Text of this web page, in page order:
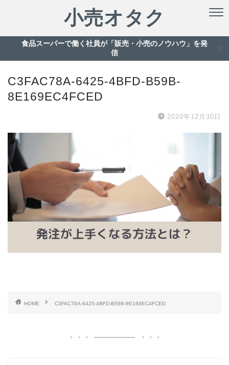
小売オタク
食品スーパーで働く社員が「販売・小売のノウハウ」を発
信
C3FAC78A-6425-4BFD-B59B-
8E169EC4FCED
2020年12月30日
HOME C3FAC78A-6425-4BFD-B59B-8E169EC4FCED